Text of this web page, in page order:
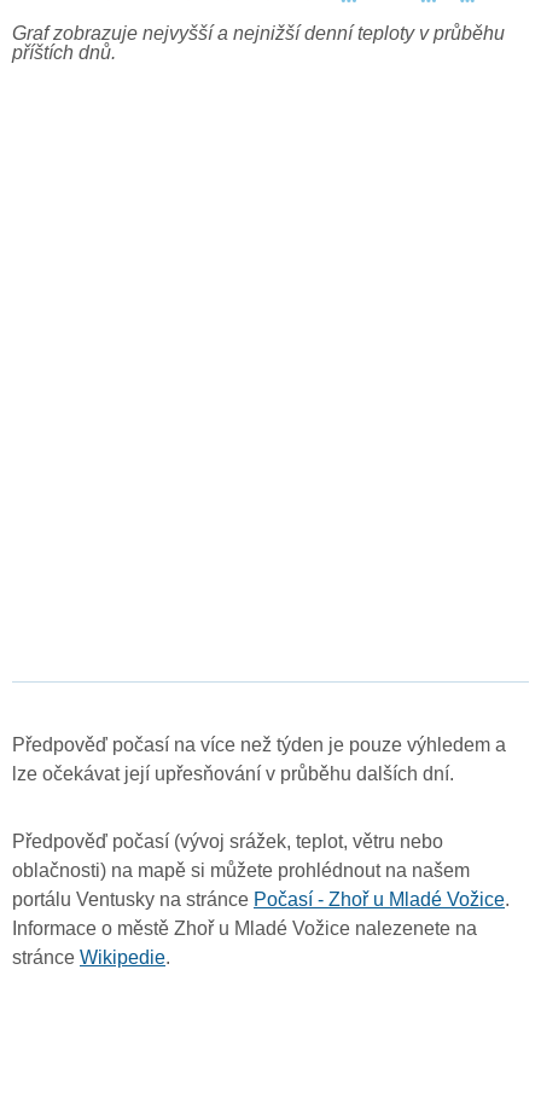
Graf zobrazuje nejvyšší a nejnižší denní teploty v průběhu
příštích dnů.
Předpověď počasí na více než týden je pouze výhledem a
lze očekávat její upřesňování v průběhu dalších dní.
Předpověď počasí (vývoj srážek, teplot, větru nebo
oblačnosti) na mapě si můžete prohlédnout na našem
portálu Ventusky na stránce Počasí - Zhoř u Mladé Vožice.
Informace o městě Zhoř u Mladé Vožice nalezenete na
stránce Wikipedie.